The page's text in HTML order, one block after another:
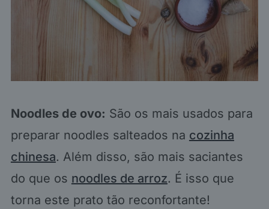
Noodles de ovo: São os mais usados para
preparar noodles salteados na cozinha
chinesa. Além disso, são mais saciantes
do que os noodles de arroz. É isso que
torna este prato tão reconfortante!